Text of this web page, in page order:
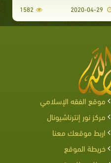
2020-04-29
1582
موقع الفقه الإسلامي
مركز نور إنترناشيونال
اربط موقعك معنا
خريطة الموقع